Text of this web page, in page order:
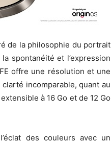
de la philosophie du portrait
spontanéité et l’expression
offre une résolution et une
clarté incomparable, quant au
à 16 Go et de 12 Go
des couleurs avec un